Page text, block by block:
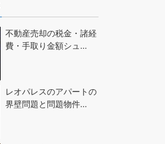
不動産売却の税金・諸経
費・手取り金額シュ…
レオパレスのアパートの
界壁問題と問題物件…